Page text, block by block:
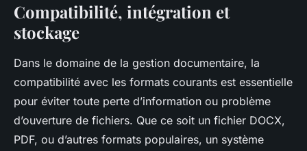
Compatibilité, intégration et
stockage
Dans le domaine de la gestion documentaire, la
compatibilité avec les formats courants est essentielle
pour éviter toute perte d’information ou problème
d’ouverture de fichiers. Que ce soit un fichier DOCX,
PDF, ou d’autres formats populaires, un système